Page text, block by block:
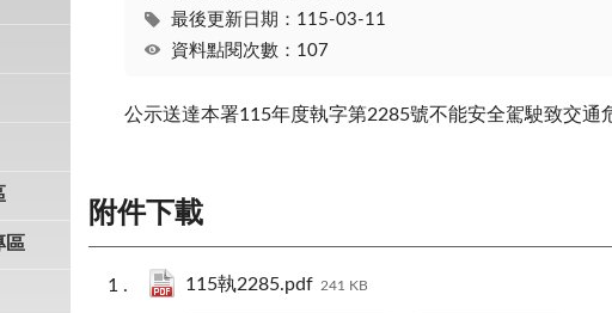
區
最後更新日期：115-03-11
資料點閱次數：107
公示送達本署115年度執字第2285號不能安全駕駛致交
附件下載
115執2285.pdf 241 KB